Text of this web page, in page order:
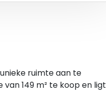
van Steegjesdijk 3E
mailbox. Uiteraard kunt
van het bedrijfspand
ruimte aan te
149 m² te koop en ligt